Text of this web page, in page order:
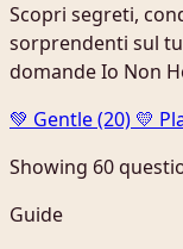
Scopri segreti,
sorprendenti sul
domande Io Non
💚 Gentle (20) 💛
Showing 60
Guide